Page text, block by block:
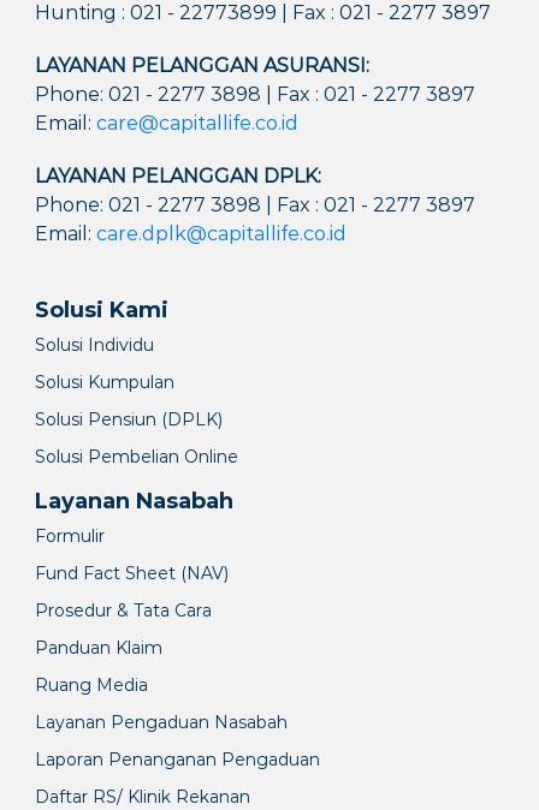
Hunting : 021 - 22773899 | Fax : 021 - 2277 3897
LAYANAN PELANGGAN ASURANSI:
Phone: 021 - 2277 3898 | Fax : 021 - 2277 3897
Email:care@capitallife.co.id
LAYANAN PELANGGAN DPLK:
Phone: 021 - 2277 3898 | Fax : 021 - 2277 3897
Email:care.dplk@capitallife.co.id
Solusi Kami
Solusi Individu
Solusi Kumpulan
Solusi Pensiun (DPLK)
Solusi Pembelian Online
Layanan Nasabah
Formulir
Fund Fact Sheet (NAV)
Prosedur & Tata Cara
Panduan Klaim
Ruang Media
Layanan Pengaduan Nasabah
Laporan Penanganan Pengaduan
Daftar RS/ Klinik Rekanan